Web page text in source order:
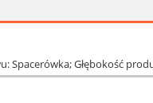
Spacerówka; Głębokość